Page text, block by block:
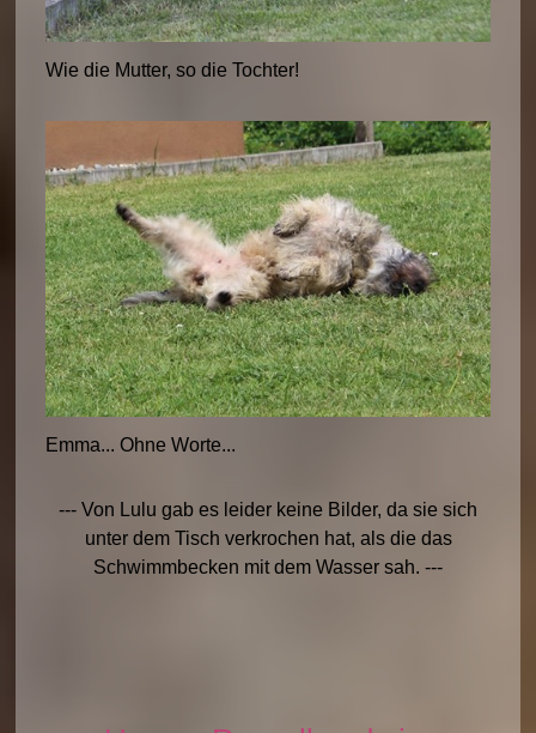
Wie die Mutter, so die Tochter!
Emma... Ohne Worte...
--- Von Lulu gab es leider keine Bilder, da sie sich
unter dem Tisch verkrochen hat, als die das
Schwimmbecken mit dem Wasser sah. ---